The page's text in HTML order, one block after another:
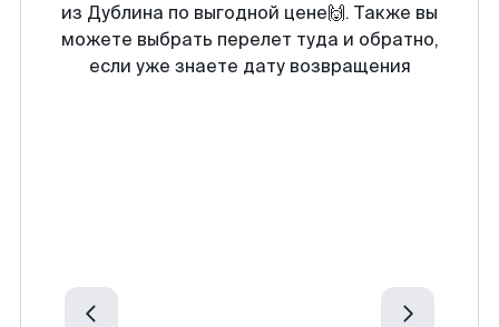
из Дублина по выгодной цене🙌. Также вы
можете выбрать перелет туда и обратно,
если уже знаете дату возвращения